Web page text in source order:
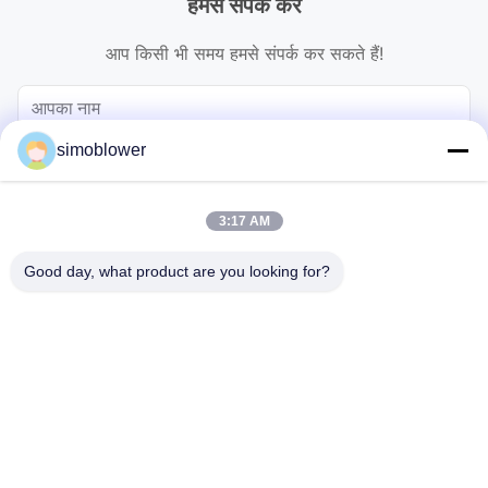
आप किसी भी समय हमसे संपर्क कर सकते हैं!
simoblower
3:17 AM
Good day, what product are you looking for?